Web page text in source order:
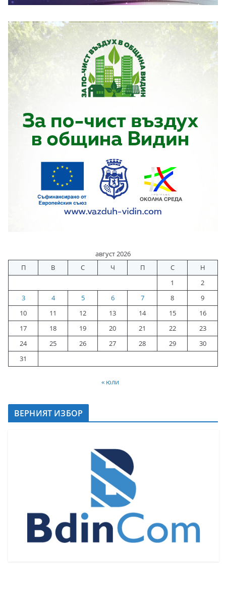
август 2026
П
В С Ч П С
Н
1
2
3
4 5 6 7 8
9
10
11 12 13 14 15
16
17
18 19 20 21 22
23
24
25 26 27 28 29
30
31
« юли
ВЕРНИЯТ ИЗБОР